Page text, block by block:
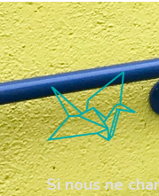
Si nous ne